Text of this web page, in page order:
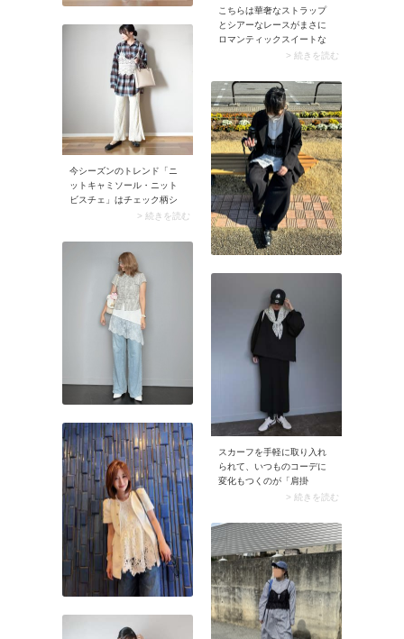
こちらは華奢なストラップ
とシアーなレースがまさに
ロマンティックスイートな
ブラックキャミソール。甘
カジュアルなタンクトップ×
デニムパンツにレイヤード
するとより可愛さが引き立
ちます。長袖シーズンには
リブニットなど、フェミニ
ンなトップスに重ね着する
とまた違った印象に。
> 続きを読む
今シーズンのトレンド「ニ
ットキャミソール・ニット
ビスチェ」はチェック柄シ
ャツと相性バツグン。上に
シャツに鮮度が加わり、今
どきのルックスに。ゆるっ
とリラクシーなレイヤード
スタイルを演出します。
> 続きを読む
スカーフを手軽に取り入れ
られて、いつものコーデに
変化もつくのが「肩掛
け」。胸元でスカーフを結
愛らしさも演出できます
よ。このときあえてカジュ
アルな服装に合わせると、
こなれた表情のある着こな
しに。
> 続きを読む